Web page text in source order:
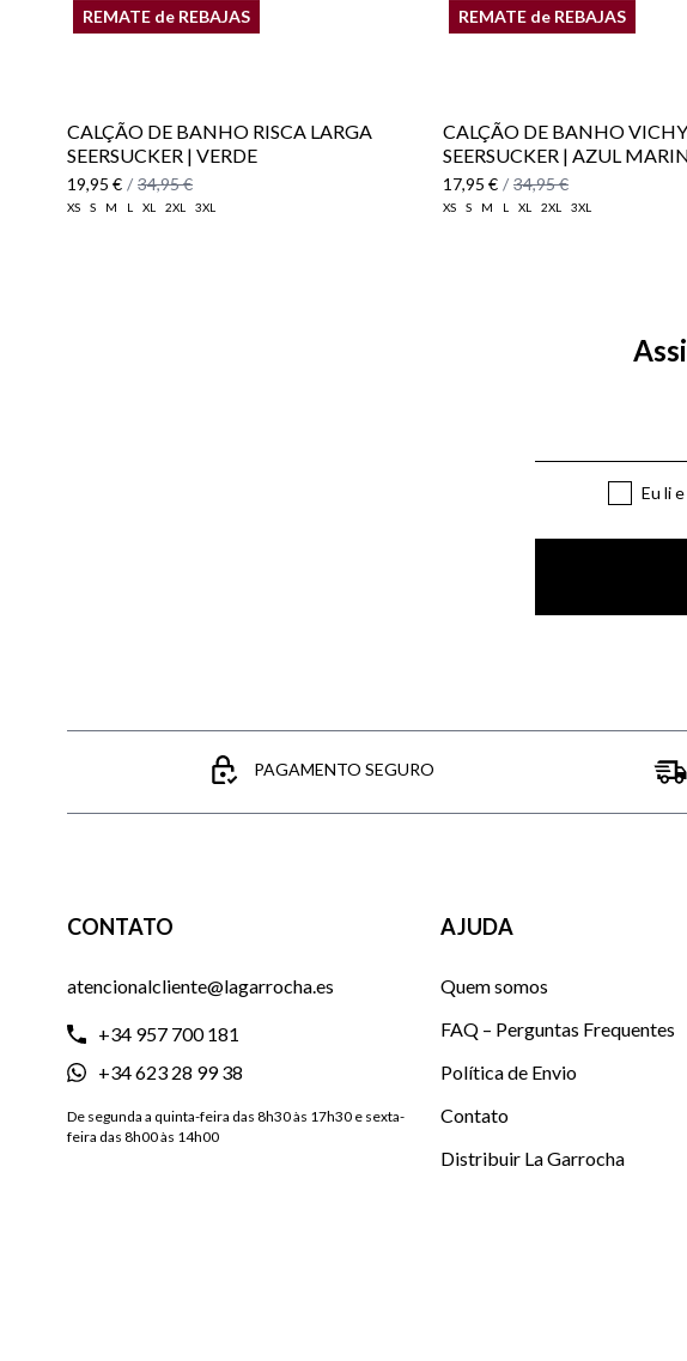
REMATE de REBAJAS
CALÇÃO DE BANHO RISCA LARGA
SEERSUCKER | VERDE
19,95 € / 34,95 €
XS S M L XL 2XL 3XL
REMATE de REBAJAS
CALÇÃO DE BANHO
SEERSUCKER | AZUL
17,95 € / 34,95 €
XS S M L XL 2XL 3XL
Eu li
PAGAMENTO SEGURO
CONTATO
atencionalcliente@lagarrocha.es
+34 957 700 181
+34 623 28 99 38
De segunda a quinta-feira das 8h30 às 17h30 e sexta-
feira das 8h00 às 14h00
AJUDA
Quem somos
FAQ – Perguntas Frequentes
Política de Envio
Contato
Distribuir La Garrocha